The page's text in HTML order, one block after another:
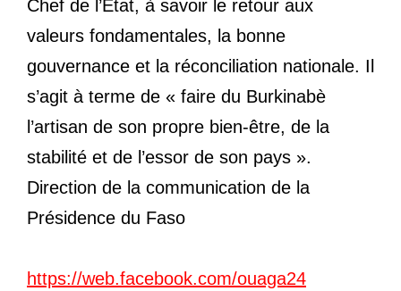
Chef de l’État, à savoir le retour aux
valeurs fondamentales, la bonne
gouvernance et la réconciliation nationale. Il
s’agit à terme de « faire du Burkinabè
l’artisan de son propre bien-être, de la
stabilité et de l’essor de son pays ».
Direction de la communication de la
Présidence du Faso
https://web.facebook.com/ouaga24